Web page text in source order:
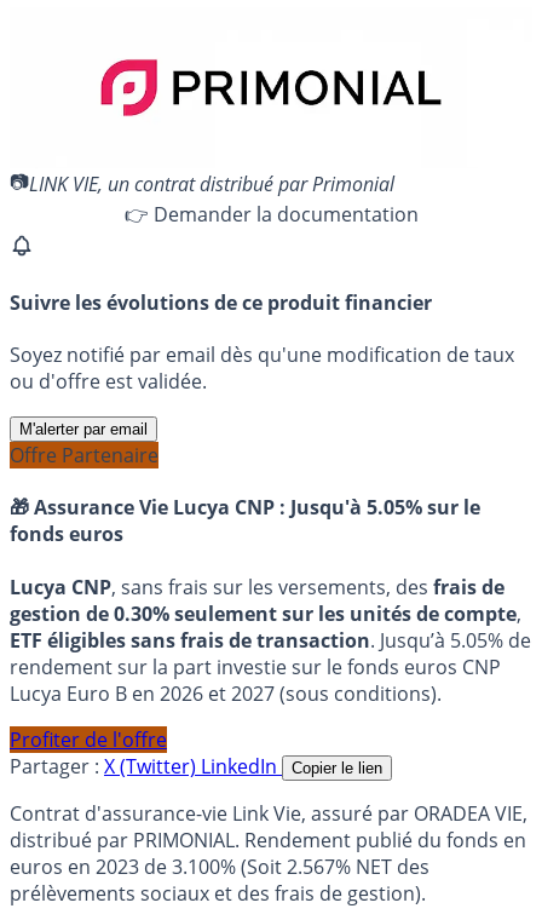
LINK VIE, un contrat distribué par Primonial
👉 Demander la documentation
Suivre les évolutions de ce produit financier
Soyez notifié par email dès qu'une modification de taux
ou d'offre est validée.
M'alerter par email
Offre Partenaire
🎁 Assurance Vie Lucya CNP : Jusqu'à 5.05% sur le
fonds euros
Lucya CNP, sans frais sur les versements, des frais de
gestion de 0.30% seulement sur les unités de compte,
ETF éligibles sans frais de transaction. Jusqu’à 5.05% de
rendement sur la part investie sur le fonds euros CNP
Lucya Euro B en 2026 et 2027 (sous conditions).
Profiter de l'offre
Partager : X (Twitter) LinkedIn Copier le lien
Contrat d'assurance-vie Link Vie, assuré par ORADEA VIE,
distribué par PRIMONIAL. Rendement publié du fonds en
euros en 2023 de 3.100% (Soit 2.567% NET des
prélèvements sociaux et des frais de gestion).